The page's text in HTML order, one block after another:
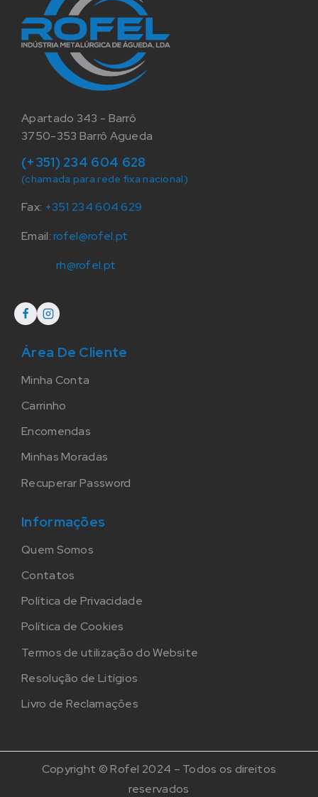
Apartado 343 - Barrô
3750-353 Barrô Agueda
(+351) 234 604 628
(chamada para rede fixa nacional)
Fax: +351 234 604 629
Email:rofel@rofel.pt
rh@rofel.pt
Área De Cliente
Minha Conta
Carrinho
Encomendas
Minhas Moradas
Recuperar Password
Informações
Quem Somos
Contatos
Política de Privacidade
Política de Cookies
Termos de utilização do Website
Resolução de Litígios
Livro de Reclamações
Copyright © Rofel 2024 – Todos os direitos
reservados